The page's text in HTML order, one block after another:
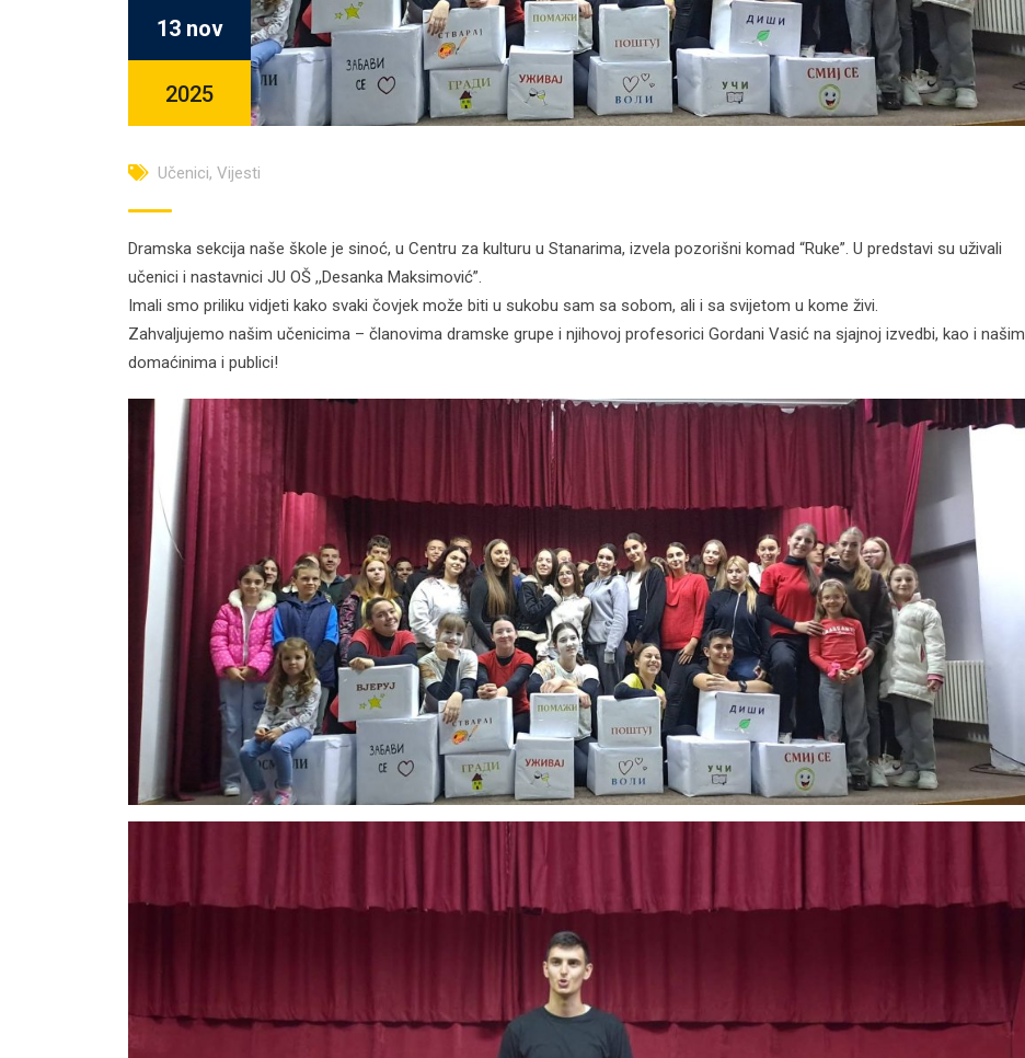
13 nov
2025
Učenici, Vijesti
Dramska sekcija naše škole je sinoć, u Centru za kulturu u Stanarima, izvela pozorišni komad “Ruke”. U predstavi su uživali
učenici i nastavnici JU OŠ ,,Desanka Maksimović”.
Imali smo priliku vidjeti kako svaki čovjek može biti u sukobu sam sa sobom, ali i sa svijetom u kome živi.
Zahvaljujemo našim učenicima – članovima dramske grupe i njihovoj profesorici Gordani Vasić na sjajnoj izvedbi, kao i našim
domaćinima i publici!